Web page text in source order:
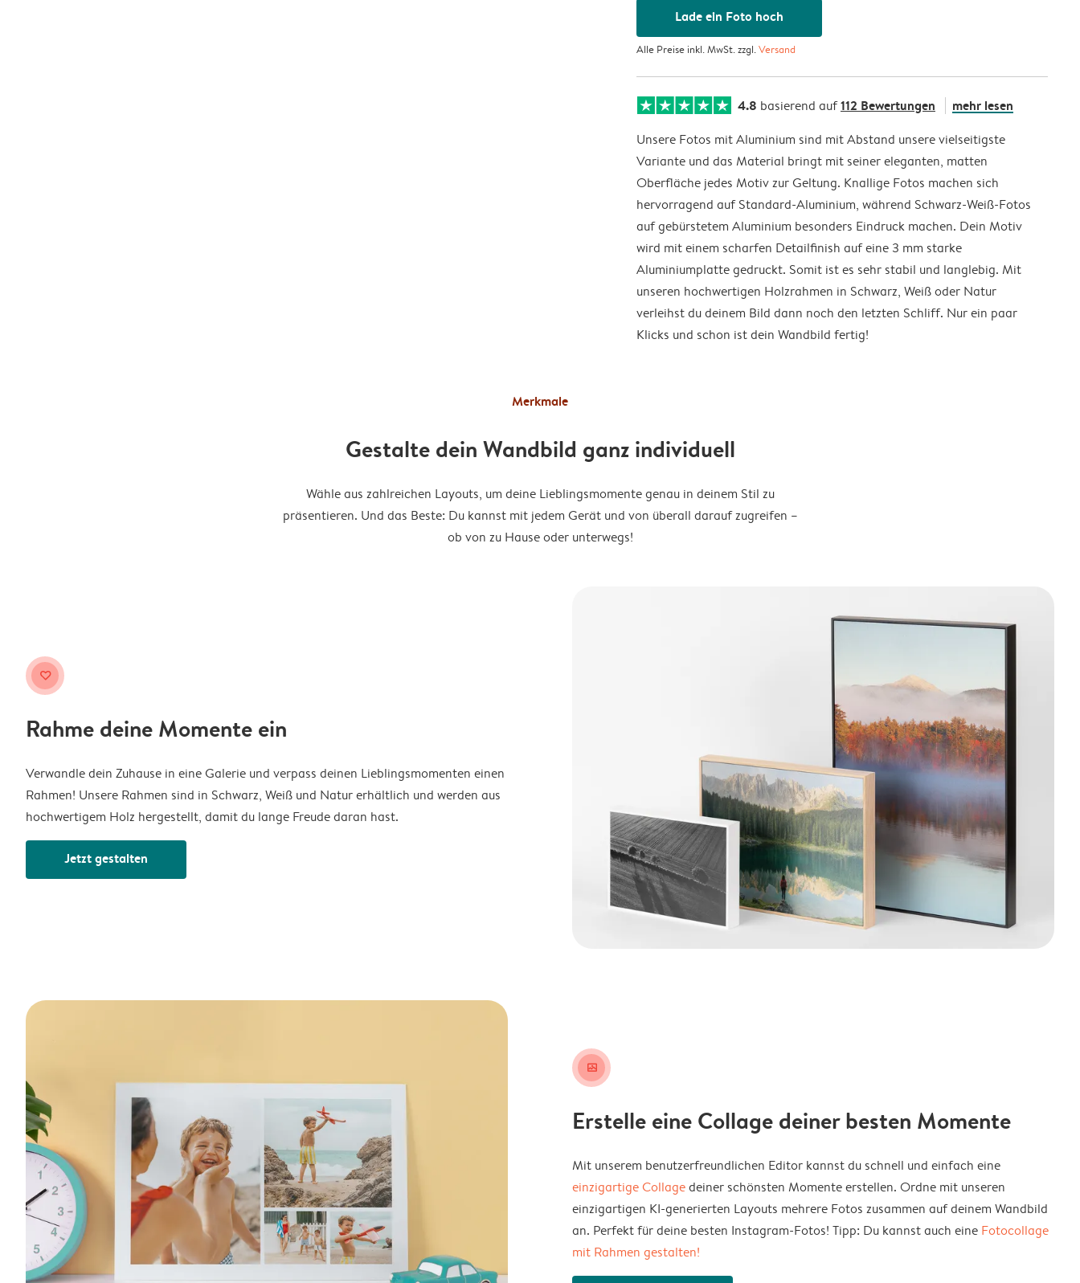
40 x 50 cm
45 x 60 cm
50 x 70 cm
16,49 €*
32,99 €* 50%
60 x 80 cm 32,99 €*
70 x 100 cm
16,49 €*
32,99 €*
75 x 100 cm
90 x 120 cm
16,49 €*
Lade ein Foto hoch
Alle Preise inkl. MwSt. zzgl.Versand
4.8 basierend auf112 Bewertungen mehr lesen
Unsere Fotos mit Aluminium sind mit Abstand unsere vielseitigste
Variante und das Material bringt mit seiner eleganten, matten
Oberfläche jedes Motiv zur Geltung. Knallige Fotos machen sich
hervorragend auf Standard-Aluminium, während Schwarz-Weiß-Fotos
auf gebürstetem Aluminium besonders Eindruck machen. Dein Motiv
wird mit einem scharfen Detailfinish auf eine 3 mm starke
Aluminiumplatte gedruckt. Somit ist es sehr stabil und langlebig. Mit
unseren hochwertigen Holzrahmen in Schwarz, Weiß oder Natur
verleihst du deinem Bild dann noch den letzten Schliff. Nur ein paar
Klicks und schon ist dein Wandbild fertig!
Merkmale
Gestalte dein Wandbild ganz individuell
Wähle aus zahlreichen Layouts, um deine Lieblingsmomente genau in deinem Stil zu
präsentieren. Und das Beste: Du kannst mit jedem Gerät und von überall darauf zugreifen –
ob von zu Hause oder unterwegs!
heart
Rahme deine Momente ein
Verwandle dein Zuhause in eine Galerie und verpass deinen Lieblingsmomenten einen
Rahmen! Unsere Rahmen sind in Schwarz, Weiß und Natur erhältlich und werden aus
hochwertigem Holz hergestellt, damit du lange Freude daran hast.
Jetzt gestalten
image_placeholder
Erstelle eine Collage deiner besten Momente
Mit unserem benutzerfreundlichen Editor kannst du schnell und einfach eine
einzigartige Collagedeiner schönsten Momente erstellen. Ordne mit unseren
einzigartigen KI-generierten Layouts mehrere Fotos zusammen auf deinem Wandbild
an. Perfekt für deine besten Instagram-Fotos! Tipp: Du kannst auch eine Fotocollage
mit Rahmen gestalten!